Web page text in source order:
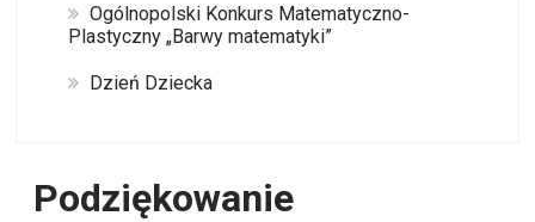
Ogólnopolski Konkurs Matematyczno-
Plastyczny „Barwy matematyki”
Dzień Dziecka
Podziękowanie